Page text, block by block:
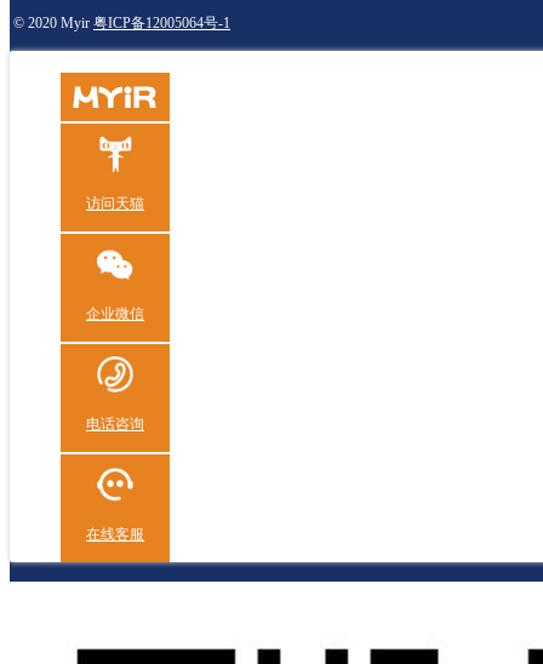
© 2020 Myir 粤ICP备12005064号-1
访问天猫
企业微信
电话咨询
在线客服